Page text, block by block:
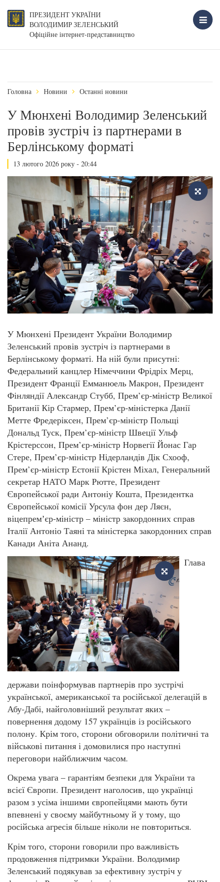
ПРЕЗИДЕНТ УКРАЇНИ
ВОЛОДИМИР ЗЕЛЕНСЬКИЙ
Офіційне інтернет-представництво
Головна Новини Останні новини
У Мюнхені Володимир Зеленський
провів зустріч із партнерами в
Берлінському форматі
13 лютого 2026 року - 20:44
У Мюнхені Президент України Володимир
Зеленський провів зустріч із партнерами в
Берлінському форматі. На ній були присутні:
Федеральний канцлер Німеччини Фрідріх Мерц,
Президент Франції Емманюель Макрон, Президент
Фінляндії Александр Стубб, Прем’єр-міністр Великої
Британії Кір Стармер, Прем’єр-міністерка Данії
Метте Фредеріксен, Прем’єр-міністр Польщі
Дональд Туск, Прем’єр-міністр Швеції Ульф
Крістерссон, Прем’єр-міністр Норвегії Йонас Гар
Стере, Прем’єр-міністр Нідерландів Дік Схооф,
Прем’єр-міністр Естонії Крістен Міхал, Генеральний
секретар НАТО Марк Рютте, Президент
Європейської ради Антоніу Кошта, Президентка
Європейської комісії Урсула фон дер Ляєн,
віцепремʼєр-міністр – міністр закордонних справ
Італії Антоніо Таяні та міністерка закордонних справ
Канади Аніта Ананд.
Глава
держави поінформував партнерів про зустрічі
української, американської та російської делегацій в
Абу-Дабі, найголовніший результат яких –
повернення додому 157 українців із російського
полону. Крім того, сторони обговорили політичні та
військові питання і домовилися про наступні
переговори найближчим часом.
Окрема увага – гарантіям безпеки для України та
всієї Європи. Президент наголосив, що українці
разом з усіма іншими європейцями мають бути
впевнені у своєму майбутньому й у тому, що
російська агресія більше ніколи не повториться.
Крім того, сторони говорили про важливість
продовження підтримки України. Володимир
Зеленський подякував за ефективну зустріч у